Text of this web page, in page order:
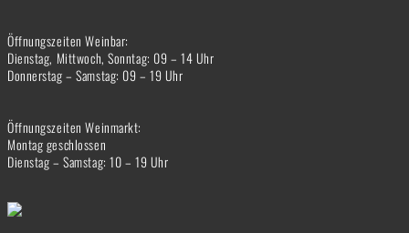
Öffnungszeiten Weinbar:
Dienstag, Mittwoch, Sonntag: 09 – 14 Uhr
Donnerstag – Samstag: 09 – 19 Uhr
Öffnungszeiten Weinmarkt:
Montag geschlossen
Dienstag – Samstag: 10 – 19 Uhr